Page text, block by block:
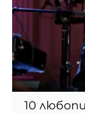
10